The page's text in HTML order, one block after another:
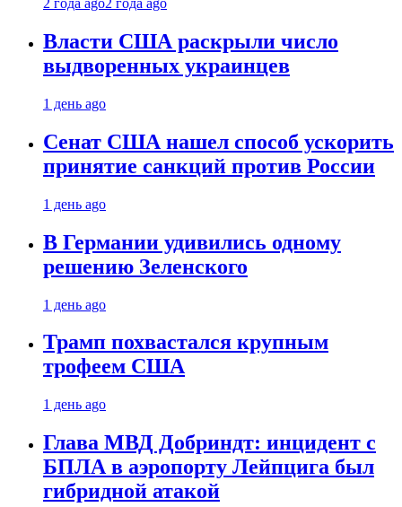
2 года ago2 года ago
Власти США раскрыли число
выдворенных украинцев
1 день ago
Сенат США нашел способ ускорить
принятие санкций против России
1 день ago
В Германии удивились одному
решению Зеленского
1 день ago
Трамп похвастался крупным
трофеем США
1 день ago
Глава МВД Добриндт: инцидент с
БПЛА в аэропорту Лейпцига был
гибридной атакой